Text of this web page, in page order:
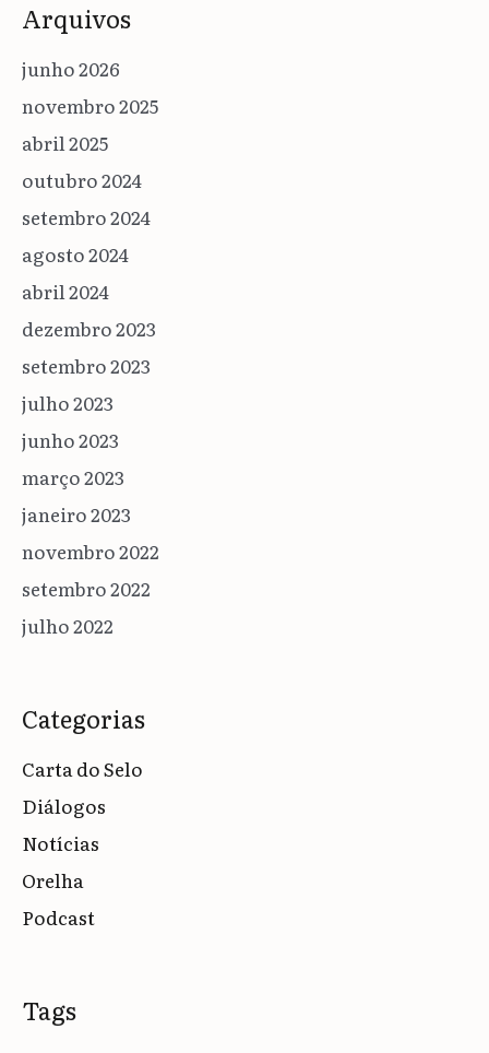
Arquivos
junho 2026
novembro 2025
abril 2025
outubro 2024
setembro 2024
agosto 2024
abril 2024
dezembro 2023
setembro 2023
julho 2023
junho 2023
março 2023
janeiro 2023
novembro 2022
setembro 2022
julho 2022
Categorias
Carta do Selo
Diálogos
Notícias
Orelha
Podcast
Tags